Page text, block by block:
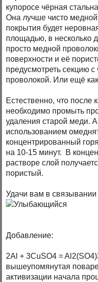
купоросе чёрная
Она лучше чисто
покрытия будет
площадью, в несколько
просто медной
поверхности и её
предусмотреть секцию
проволокой. Или ещё
Естественно, что после
необходимо промыть
удаления старой меди.
использованием
концентрированный
на 10-15 минут. В
растворе слой
пористый.
Удачи вам в
Добавление:
2Al + 3CuSO4 =
вышеупомянутая
активизации начала